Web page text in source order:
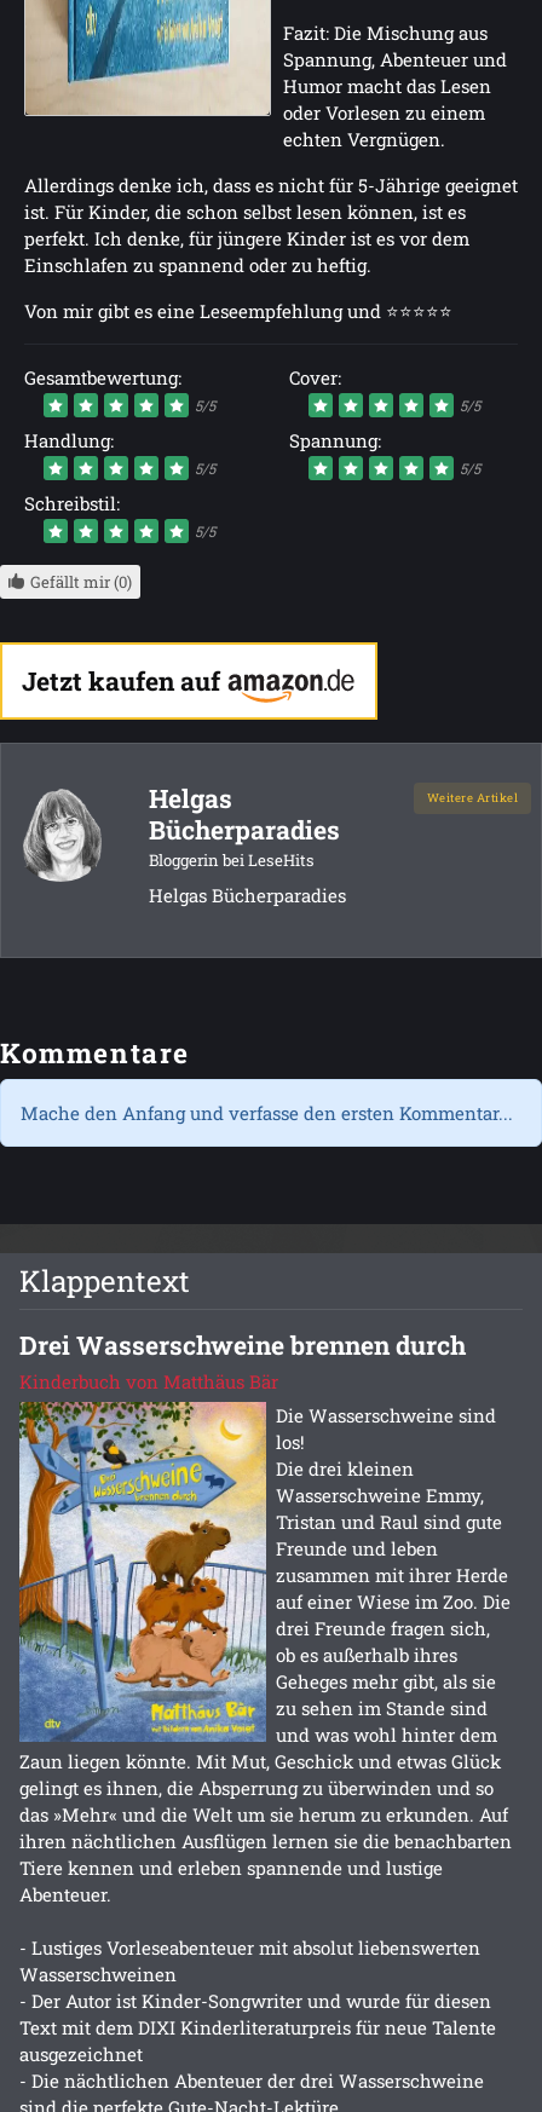
Fazit: Die Mischung aus
Spannung, Abenteuer und
Humor macht das Lesen
oder Vorlesen zu einem
echten Vergnügen.
Allerdings denke ich, dass es nicht für 5-Jährige geeignet
ist. Für Kinder, die schon selbst lesen können, ist es
perfekt. Ich denke, für jüngere Kinder ist es vor dem
Einschlafen zu spannend oder zu heftig.
Von mir gibt es eine Leseempfehlung und ⭐⭐⭐⭐⭐
Gesamtbewertung:
5/5
Cover:
5/5
Handlung:
5/5
Spannung:
5/5
Schreibstil:
5/5
Gefällt mir (0)
Jetzt kaufen auf
Helgas
Bücherparadies
Bloggerin bei LeseHits
Weitere Artikel
Helgas Bücherparadies
Kommentare
Mache den Anfang und verfasse den ersten Kommentar...
Klappentext
Drei Wasserschweine brennen durch
Kinderbuch von Matthäus Bär
Die Wasserschweine sind
los!
Die drei kleinen
Wasserschweine Emmy,
Tristan und Raul sind gute
Freunde und leben
zusammen mit ihrer Herde
auf einer Wiese im Zoo. Die
drei Freunde fragen sich,
ob es außerhalb ihres
Geheges mehr gibt, als sie
zu sehen im Stande sind
und was wohl hinter dem
Zaun liegen könnte. Mit Mut, Geschick und etwas Glück
gelingt es ihnen, die Absperrung zu überwinden und so
das »Mehr« und die Welt um sie herum zu erkunden. Auf
ihren nächtlichen Ausflügen lernen sie die benachbarten
Tiere kennen und erleben spannende und lustige
Abenteuer.
- Lustiges Vorleseabenteuer mit absolut liebenswerten
Wasserschweinen
- Der Autor ist Kinder-Songwriter und wurde für diesen
Text mit dem DIXI Kinderliteraturpreis für neue Talente
ausgezeichnet
- Die nächtlichen Abenteuer der drei Wasserschweine
sind die perfekte Gute-Nacht-Lektüre